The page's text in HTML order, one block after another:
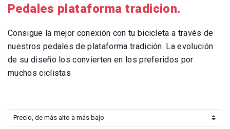
Pedales plataforma tradicion.
Consigue la mejor conexión con tu bicicleta a través de
nuestros pedales de plataforma tradición. La evolución
de su diseño los convierten en los preferidos por
muchos ciclistas
Precio, de más alto a más bajo